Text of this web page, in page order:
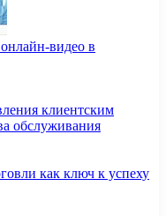
видео в
клиентским
обслуживания
как ключ к успеху